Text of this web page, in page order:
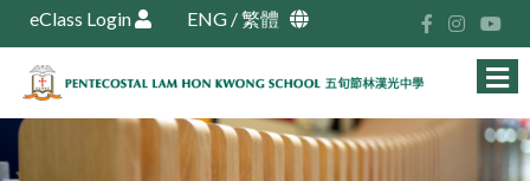
eClass Login ENG /繁體